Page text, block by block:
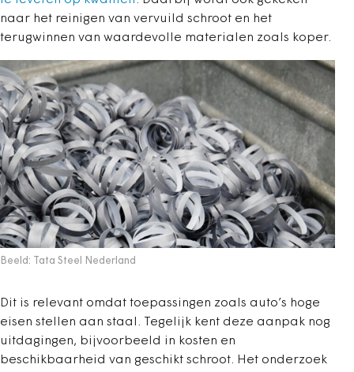
naar het reinigen van vervuild schroot en het
terugwinnen van waardevolle materialen zoals koper.
Beeld: Tata Steel Nederland
Dit is relevant omdat toepassingen zoals auto’s hoge
eisen stellen aan staal. Tegelijk kent deze aanpak nog
uitdagingen, bijvoorbeeld in kosten en
beschikbaarheid van geschikt schroot. Het onderzoek